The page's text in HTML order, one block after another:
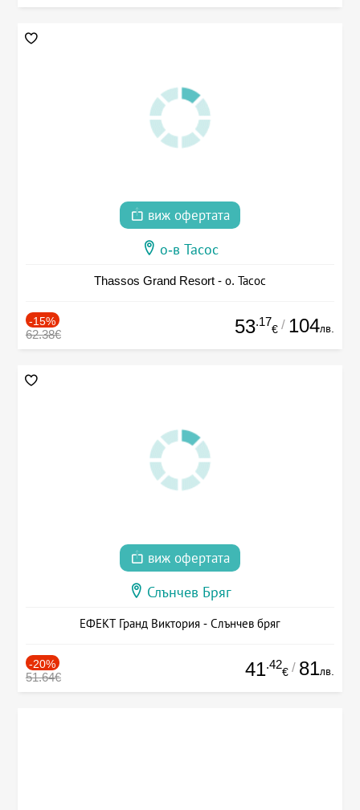
виж офертата
о-в Тасос
Thassos Grand Resort - о. Тасос
-15%
62.38€ 53.17
€ / 104лв.
виж офертата
Слънчев Бряг
ЕФЕКТ Гранд Виктория - Слънчев бряг
-20%
51.64€ 41.42
€ / 81лв.